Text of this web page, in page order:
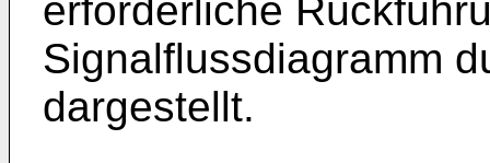
erforderliche
Signalflussdiagramm
dargestellt.